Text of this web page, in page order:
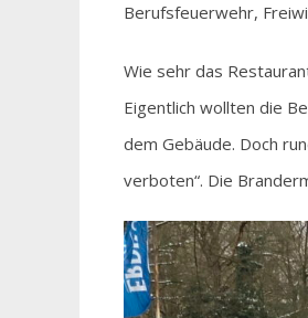
Berufsfeuerwehr,
Wie sehr das
Eigentlich wollten die
dem Gebäude. Doch
verboten“. Die